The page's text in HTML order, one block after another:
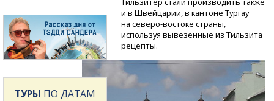
и в Швейцарии, в кантоне Тургау
на северо-востоке страны,
используя вывезенные из Тильзита
рецепты.
ТУРЫ ПО ДАТАМ